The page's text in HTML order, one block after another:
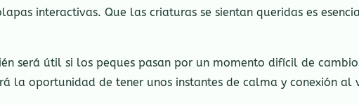
interactivas. Que las criaturas se sientan queridas es
será útil si los peques pasan por un momento difícil de
la oportunidad de tener unos instantes de calma y conexión